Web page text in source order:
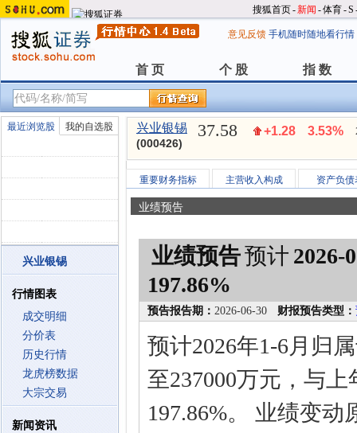
搜狐首页-新闻 -体育-S
意见反馈 手机随时随地看行情
首 页
首 页 个 股
个 股 指 数
指 数
最近浏览股 我的自选股
兴业银锡
行情图表
成交明细
分价表
历史行情
龙虎榜数据
大宗交易
新闻资讯
兴业银锡
(000426)
37.58 +1.28 3.53%
重要财务指标 主营收入构成 资产负债
业绩预告
业绩预告预计 2026-
197.86%
预告报告期： 2026-06-30 财报预告类型：
预计2026年1-6月归
至237000万元，与
197.86%。 业绩变